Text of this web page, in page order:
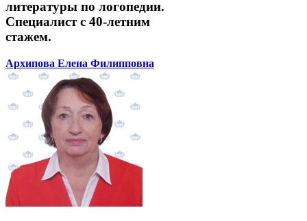
литературы по логопедии.
Специалист с 40-летним
стажем.
Архипова Елена Филипповна